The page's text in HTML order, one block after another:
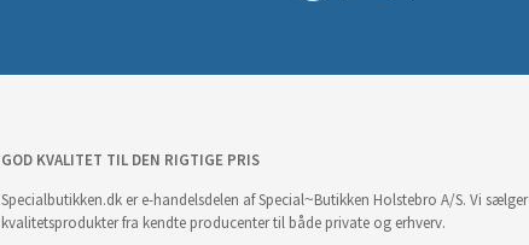
GOD KVALITET TIL DEN RIGTIGE PRIS
Specialbutikken.dk er e-handelsdelen af Special~Butikken Holstebro A/S. Vi sælger
kvalitetsprodukter fra kendte producenter til både private og erhverv.